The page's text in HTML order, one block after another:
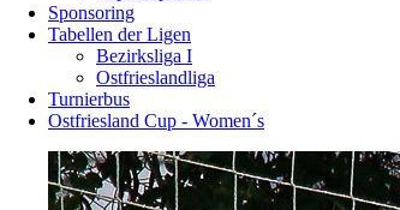
Sponsoring
Tabellen der Ligen
Bezirksliga I
Ostfrieslandliga
Turnierbus
Ostfriesland Cup - Women´s